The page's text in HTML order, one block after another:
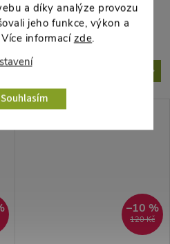
a díky analýze provozu
jeho funkce, výkon a
informací zde.
Souhlasím
dokoupit
Akce
120 Kč
–10 %